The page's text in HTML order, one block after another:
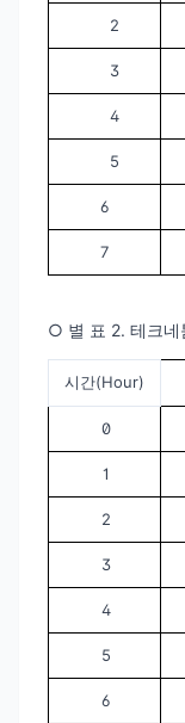
2
3
4
5
6
7
○ 별 표 2. 테크네
시간(Hour)
0
1
2
3
4
5
6